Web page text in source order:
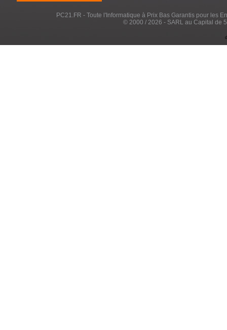
PC21.FR - Toute l'Informatique à Prix Bas Garantis pour les
© 2000 / 2026 - SARL au Capital de